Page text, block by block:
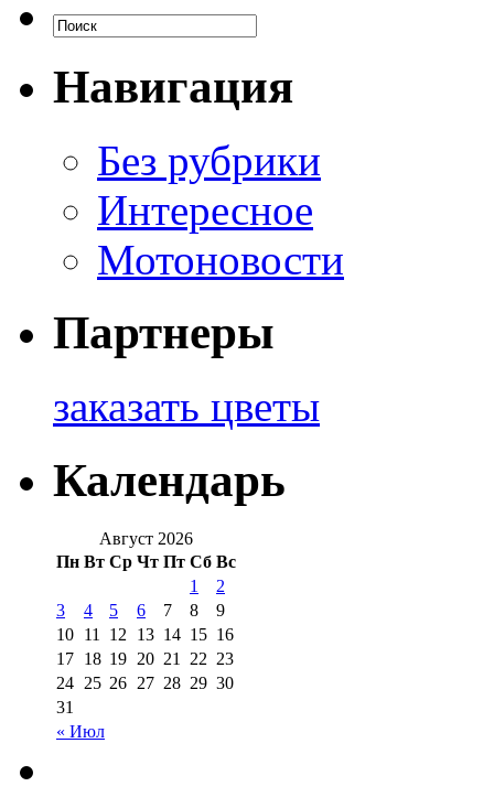
Навигация
Без рубрики
Интересное
Мотоновости
Партнеры
заказать цветы
Календарь
Август 2026
Пн Вт Ср Чт Пт Сб Вс
« Июл
1
2
3
4 5 6 7 8
9
10 11 12 13 14 15 16
17 18 19 20 21 22 23
24 25 26 27 28 29 30
31